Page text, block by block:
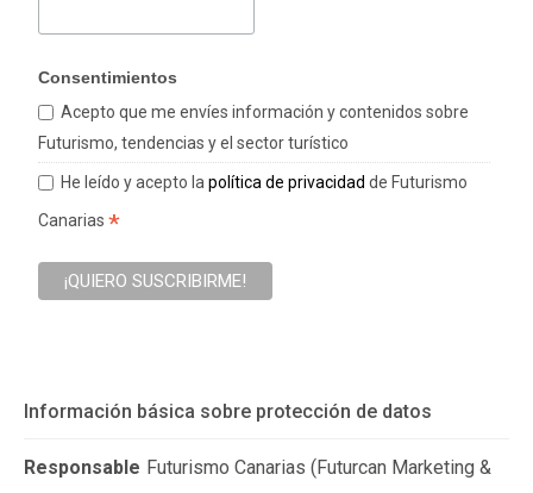
Consentimientos
Acepto que me envíes información y contenidos sobre
Futurismo, tendencias y el sector turístico
He leído y acepto lapolítica de privacidad de Futurismo
Canarias*
Información básica sobre protección de datos
Responsable Futurismo Canarias (Futurcan Marketing &